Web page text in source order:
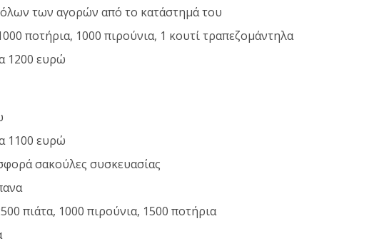
των αγορών από το κατάστημά του
ποτήρια, 1000 πιρούνια, 1 κουτί τραπεζομάντηλα
1200 ευρώ
1100 ευρώ
σακούλες συσκευασίας
πιάτα, 1000 πιρούνια, 1500 ποτήρια